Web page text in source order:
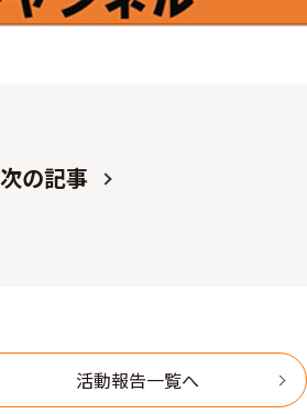
次の記事
活動報告一覧へ